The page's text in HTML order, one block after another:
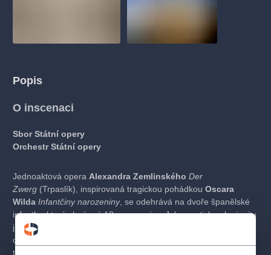
Popis
O inscenaci
Sbor Státní opery
Orchestr Státní opery
Jednoaktová opera Alexandra Zemlinského Der
Zwerg (Trpaslík), inspirovaná tragickou pohádkou Oscara
Wilda Infantčiny narozeniny, se odehrává na dvoře španělské
infantky, která slaví své 18. narozeniny. Jako exotickou kuriozitu
jí sultán posílá trpaslíka – bytost obdařenou citlivou duší, avšak
odsouzenou k roli pouhé zábavy. Trpaslík si není vědom své
tělesné deformace; nikdy nespatřil svůj obraz v zrcadle, a žije